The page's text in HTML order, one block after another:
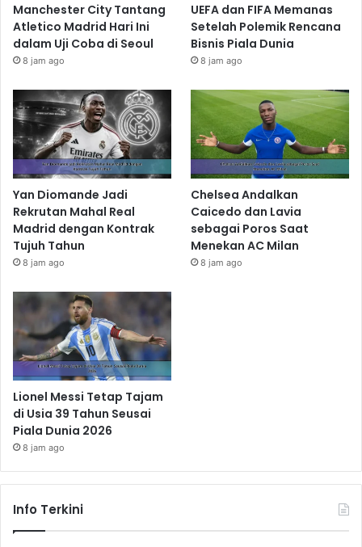
Manchester City Tantang
Atletico Madrid Hari Ini
dalam Uji Coba di Seoul
8 jam ago
UEFA dan FIFA Memanas
Setelah Polemik Rencana
Bisnis Piala Dunia
8 jam ago
Yan Diomande Jadi
Rekrutan Mahal Real
Madrid dengan Kontrak
Tujuh Tahun
8 jam ago
Chelsea Andalkan
Caicedo dan Lavia
sebagai Poros Saat
Menekan AC Milan
8 jam ago
Lionel Messi Tetap Tajam
di Usia 39 Tahun Seusai
Piala Dunia 2026
8 jam ago
Info Terkini